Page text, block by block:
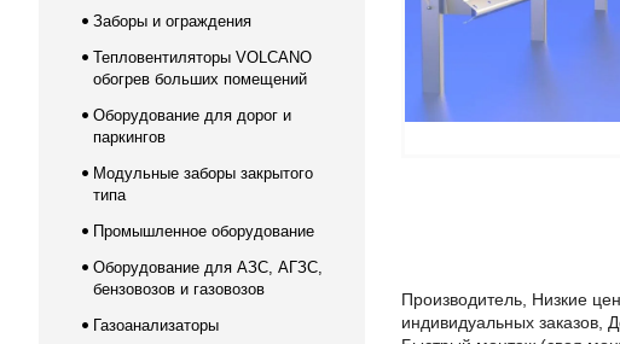
Производитель, Низкие
индивидуальных заказов,
Заборы и ограждения
Тепловентиляторы VOLCANO
обогрев больших помещений
Оборудование для дорог и
паркингов
Модульные заборы закрытого
типа
Промышленное оборудование
Оборудование для АЗС, АГЗС,
бензовозов и газовозов
Газоанализаторы